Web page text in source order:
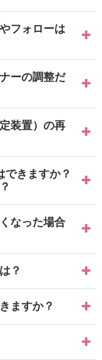
フォローは
ーの調整だ
装置）の再
できますか？
なった場合
？
ますか？